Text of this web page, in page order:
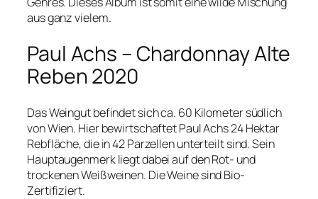
aus ganz vielem.
Paul Achs – Chardonnay Alte
Reben 2020
Das Weingut befindet sich ca. 60 Kilometer südlich
von Wien. Hier bewirtschaftet Paul Achs 24 Hektar
Rebfläche, die in 42 Parzellen unterteilt sind. Sein
Hauptaugenmerk liegt dabei auf den Rot- und
trockenen Weißweinen. Die Weine sind Bio-
Zertifiziert.